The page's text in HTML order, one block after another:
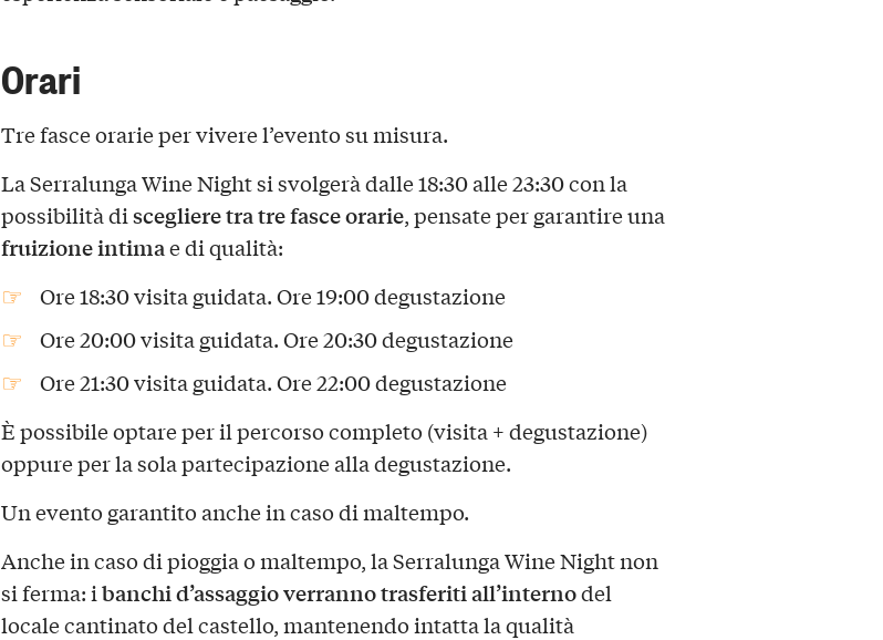
Orari
Tre fasce orarie per vivere l’evento su misura.
La Serralunga Wine Night si svolgerà dalle 18:30 alle 23:30 con la
possibilità discegliere tra tre fasce orarie, pensate per garantire una
fruizione intimae di qualità:
Ore 18:30 visita guidata. Ore 19:00 degustazione
Ore 20:00 visita guidata. Ore 20:30 degustazione
Ore 21:30 visita guidata. Ore 22:00 degustazione
È possibile optare per il percorso completo (visita + degustazione)
oppure per la sola partecipazione alla degustazione.
Un evento garantito anche in caso di maltempo.
Anche in caso di pioggia o maltempo, la Serralunga Wine Night non
si ferma: ibanchi d’assaggio verranno trasferiti all’internodel
locale cantinato del castello, mantenendo intatta la qualità